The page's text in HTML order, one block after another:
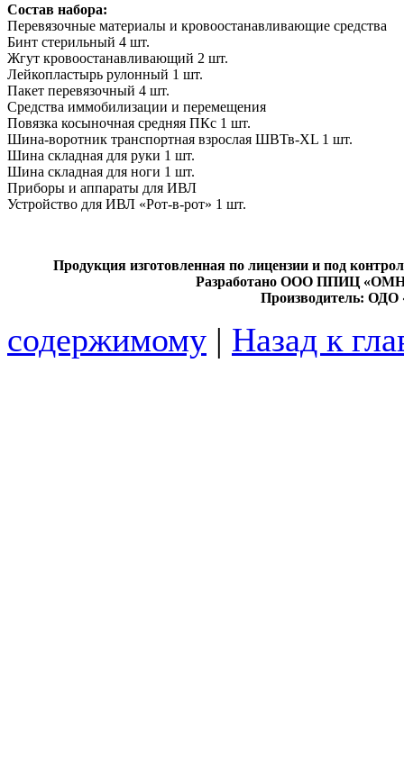
Состав набора:
Перевязочные материалы и кровоостанавливающие средства
Бинт стерильный 4 шт.
Жгут кровоостанавливающий 2 шт.
Лейкопластырь рулонный 1 шт.
Пакет перевязочный 4 шт.
Средства иммобилизации и перемещения
Повязка косыночная средняя ПКс 1 шт.
Шина-воротник транспортная взрослая ШВТв-XL 1 шт.
Шина складная для руки 1 шт.
Шина складная для ноги 1 шт.
Приборы и аппараты для ИВЛ
Устройство для ИВЛ «Рот-в-рот» 1 шт.
Продукция изготовленная по лицензии и под
Разработано ООО ППИЦ
Производитель: ОДО
содержимому | Назад к